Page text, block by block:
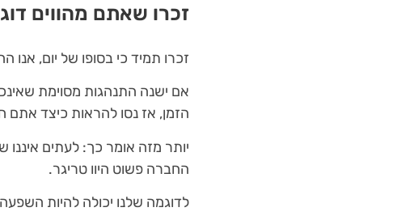
זכרו שאתם מהווים
זכרו תמיד כי בסופו של יום, אנו
אם ישנה התנהגות מסוימת
הזמן, אז נסו להראות כיצד
יותר מזה אומר כך: לעתים
החברה פשוט היוו טריגר.
לדוגמה שלנו יכולה להיות